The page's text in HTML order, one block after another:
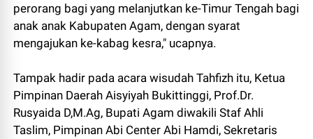
perorang bagi yang melanjutkan ke-Timur Tengah bagi
anak anak Kabupaten Agam, dengan syarat
mengajukan ke-kabag kesra," ucapnya.
Tampak hadir pada acara wisudah Tahfizh itu, Ketua
Pimpinan Daerah Aisyiyah Bukittinggi, Prof.Dr.
Rusyaida D,M.Ag, Bupati Agam diwakili Staf Ahli
Taslim, Pimpinan Abi Center Abi Hamdi, Sekretaris